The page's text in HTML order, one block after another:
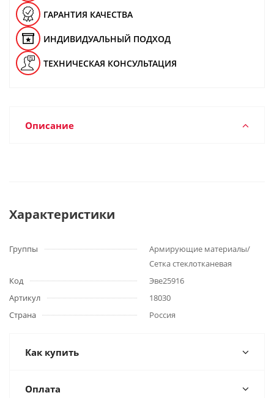
ГАРАНТИЯ КАЧЕСТВА
ИНДИВИДУАЛЬНЫЙ ПОДХОД
ТЕХНИЧЕСКАЯ КОНСУЛЬТАЦИЯ
Описание
Характеристики
Группы
Армирующие материалы/
Сетка стеклотканевая
Код
Эве25916
Артикул
18030
Страна
Россия
Как купить
Оплата